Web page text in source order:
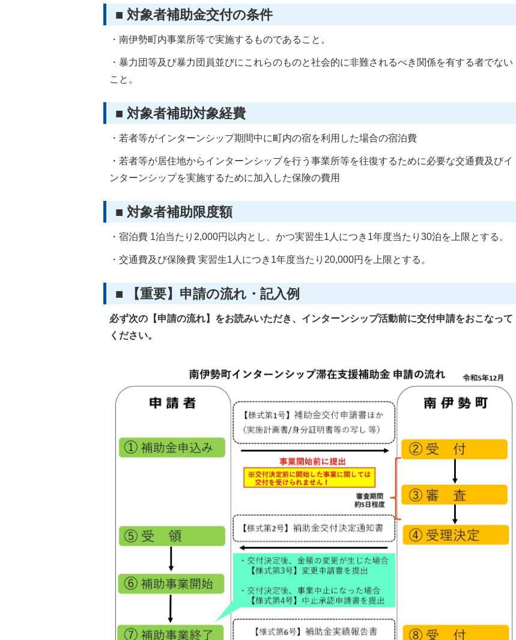
■ 対象者補助金交付の条件
・南伊勢町内事業所等で実施するものであること。
・暴力団等及び暴力団員並びにこれらのものと社会的に非難されるべき関係を有する者でない
こと。
■ 対象者補助対象経費
・若者等がインターンシップ期間中に町内の宿を利用した場合の宿泊費
・若者等が居住地からインターンシップを行う事業所等を往復するために必要な交通費及びイ
ンターンシップを実施するために加入した保険の費用
■ 対象者補助限度額
・宿泊費 1泊当たり2,000円以内とし、かつ実習生1人につき1年度当たり30泊を上限とする。
・交通費及び保険費 実習生1人につき1年度当たり20,000円を上限とする。
■ 【重要】申請の流れ・記入例
必ず次の【申請の流れ】をお読みいただき、インターンシップ活動前に交付申請をおこなって
ください。